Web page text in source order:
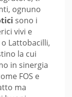
ognuno
sono i
vivi e
o Lattobacilli,
la cui
in sinergia
FOS e
ma